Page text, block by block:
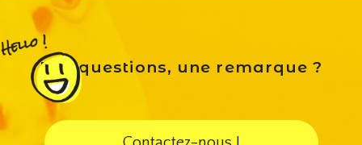
Des questions, une remarque ?